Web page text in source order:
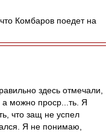
Комбаров поедет на
здесь отмечали,
а можно проср...ть. Я
что защ не успел
Я не понимаю,